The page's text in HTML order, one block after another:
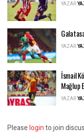
YAZAR
YAZAR
İsmail
Mağlup
YAZAR
Pleaseloginto join